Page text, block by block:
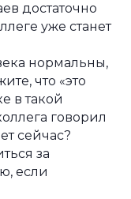
достаточно
уже станет
нормальны,
что «это
в такой
говорил
сейчас?
за
если